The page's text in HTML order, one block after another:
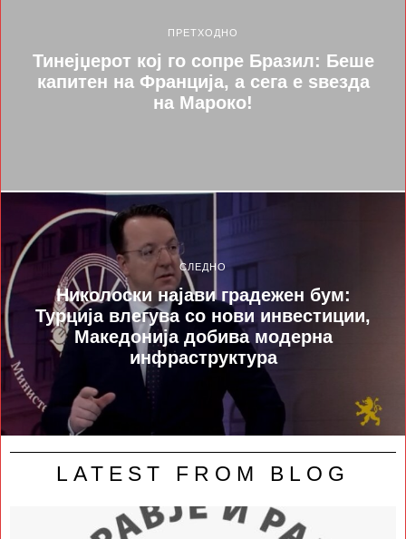
ПРЕТХОДНО
Тинејџерот кој го сопре Бразил: Беше
капитен на Франција, а сега е ѕвезда
на Мароко!
СЛЕДНО
Николоски најави градежен бум:
Турција влегува со нови инвестиции,
Македонија добива модерна
инфраструктура
LATEST FROM BLOG